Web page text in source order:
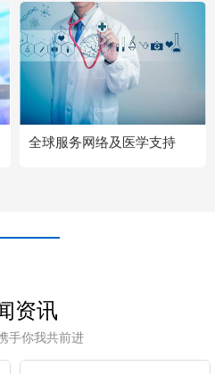
全球服务网络及医学支持
资讯
手你我共前进